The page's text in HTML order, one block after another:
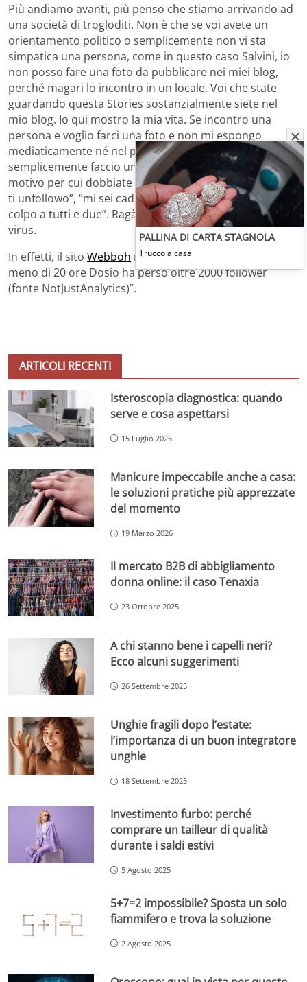
Più andiamo avanti, più penso che stiamo arrivando ad
una società di trogloditi. Non è che se voi avete un
orientamento politico o semplicemente non vi sta
simpatica una persona, come in questo caso Salvini, io
non posso fare una foto da pubblicare nei miei blog,
perché magari lo incontro in un locale. Voi che state
guardando questa Stories sostanzialmente siete nel
mio blog. Io qui mostro la mia vita. Se incontro una
persona e voglio farci una foto e non mi espongo
mediaticamente né nel partito politico, né nelle idee, ma
semplicemente faccio una foto dove rido, non vedo il
motivo per cui dobbiate scrivermi in massa: “Io adesso
ti unfollowo”, “mi sei caduto”, “spero che vi venga un
colpo a tutti e due”. Ragà, sciallatevi, fa male questo
virus.
In effetti, il sito Webboh riporta che l’ex gieffino “in
meno di 20 ore Dosio ha perso oltre 2000 follower
(fonte NotJustAnalytics)”.
ARTICOLI RECENTI
Isteroscopia diagnostica: quando
serve e cosa aspettarsi
15 Luglio 2026
Manicure impeccabile anche a casa:
le soluzioni pratiche più apprezzate
del momento
19 Marzo 2026
Il mercato B2B di abbigliamento
donna online: il caso Tenaxia
23 Ottobre 2025
A chi stanno bene i capelli neri?
Ecco alcuni suggerimenti
26 Settembre 2025
Unghie fragili dopo l’estate:
l’importanza di un buon integratore
unghie
18 Settembre 2025
Investimento furbo: perché
comprare un tailleur di qualità
durante i saldi estivi
5 Agosto 2025
5+7=2 impossibile? Sposta un solo
fiammifero e trova la soluzione
2 Agosto 2025
PALLINA DI CARTA STAGNOLA
Trucco a casa